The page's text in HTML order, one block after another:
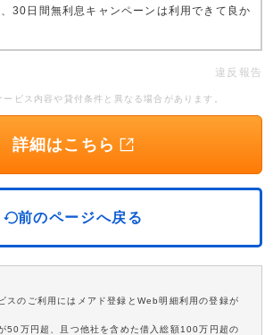
30日間無利息キャンペーンは利用できて良か
違反報告
ビス内容や貸付条件と異なる場合があります。
詳細はこちら
前のページへ戻る
スのご利用にはメアド登録とWeb明細利用の登録が
50万円超、且つ他社を含めた借入総額100万円超の